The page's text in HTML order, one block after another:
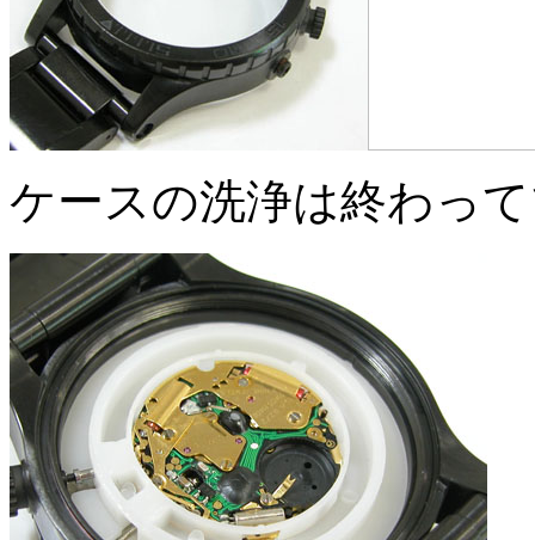
ケースの洗浄は終わっ